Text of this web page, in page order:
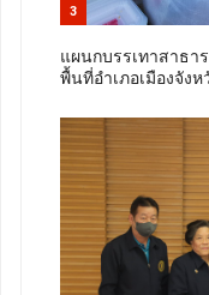
3
แผนกบรรเทาสาธ
พื้นที่อำเภอเมืองจัง